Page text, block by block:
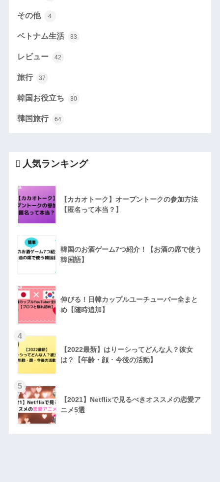
その他 4
ベトナム生活 83
レビュー 42
旅行 37
韓国お役立ち 30
韓国旅行 64
人気ランキング
1
【カカオトーク】オープントークの参加方法
【匿名って本当？】
韓国のお酒ゲーム7つ紹介！【お酒の席で使う
韓国語】
3
伸びる！日韓カップルユーチューバー全まと
め【随時追加】
4
【2022最新】はりーシってどんな人？彼女
は？【年齢・顔・今後の活動】
5
【2021】Netflixで見るべきオススメの恋愛ア
ニメ5選